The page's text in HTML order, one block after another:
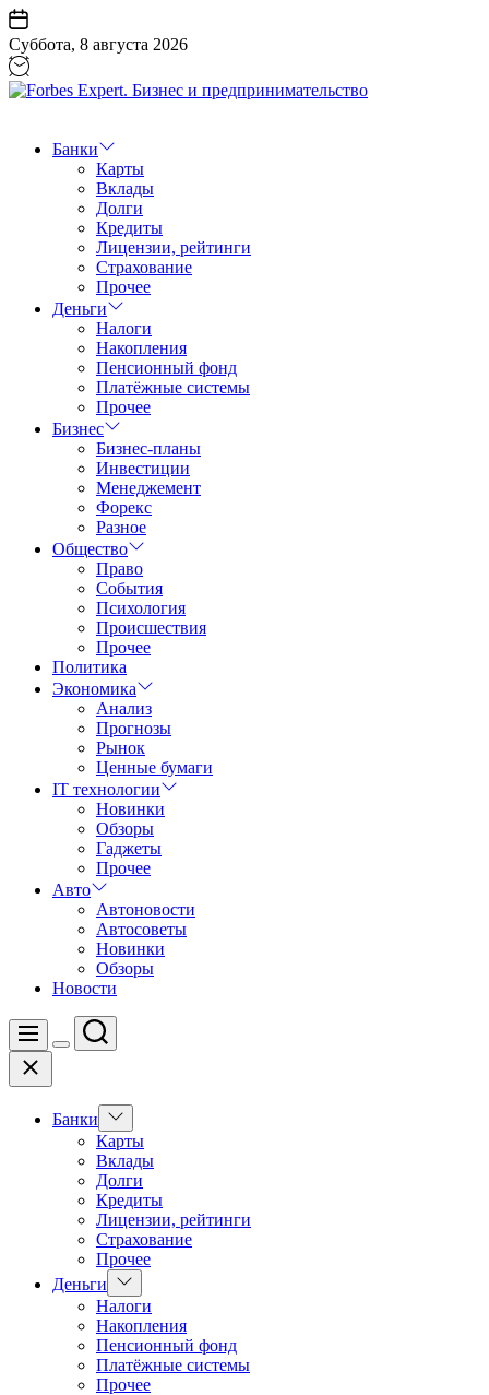
Перейти
к
содержанию
Суббота, 8 августа 2026
Бизнес
предпринимательство
Банки
Карты
Вклады
Долги
Кредиты
Лицензии, рейтинги
Страхование
Прочее
Деньги
Налоги
Накопления
Пенсионный фонд
Платёжные системы
Прочее
Бизнес
Бизнес-планы
Инвестиции
Менеджемент
Форекс
Разное
Общество
Право
События
Психология
Происшествия
Прочее
Политика
Экономика
Анализ
Прогнозы
Рынок
Ценные бумаги
IT технологии
Новинки
Обзоры
Гаджеты
Прочее
Авто
Автоновости
Автосоветы
Новинки
Обзоры
Новости
Меню
Цвет
Поиск
Закрыть
Банки
Показать
подменю
Карты
Вклады
Долги
Кредиты
Лицензии, рейтинги
Страхование
Прочее
Деньги
Показать
подменю
Налоги
Накопления
Пенсионный фонд
Платёжные системы
Прочее